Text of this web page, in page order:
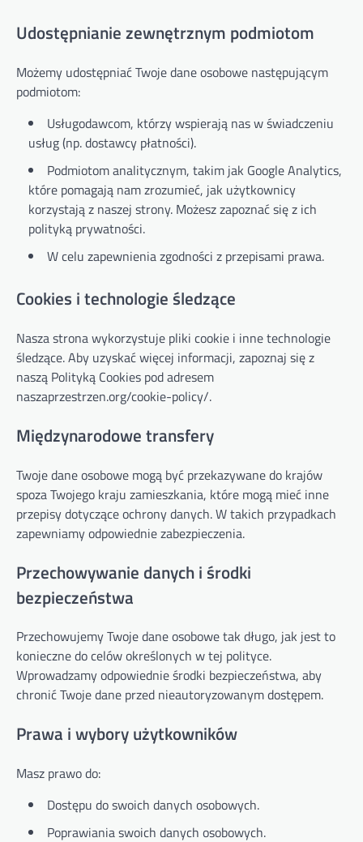
Udostępnianie zewnętrznym podmiotom
Możemy udostępniać Twoje dane osobowe następującym
podmiotom:
Usługodawcom, którzy wspierają nas w świadczeniu
usług (np. dostawcy płatności).
Podmiotom analitycznym, takim jak Google Analytics,
które pomagają nam zrozumieć, jak użytkownicy
korzystają z naszej strony. Możesz zapoznać się z ich
polityką prywatności.
W celu zapewnienia zgodności z przepisami prawa.
Cookies i technologie śledzące
Nasza strona wykorzystuje pliki cookie i inne technologie
śledzące. Aby uzyskać więcej informacji, zapoznaj się z
naszą Polityką Cookies pod adresem
naszaprzestrzen.org/cookie-policy/.
Międzynarodowe transfery
Twoje dane osobowe mogą być przekazywane do krajów
spoza Twojego kraju zamieszkania, które mogą mieć inne
przepisy dotyczące ochrony danych. W takich przypadkach
zapewniamy odpowiednie zabezpieczenia.
Przechowywanie danych i środki
bezpieczeństwa
Przechowujemy Twoje dane osobowe tak długo, jak jest to
konieczne do celów określonych w tej polityce.
Wprowadzamy odpowiednie środki bezpieczeństwa, aby
chronić Twoje dane przed nieautoryzowanym dostępem.
Prawa i wybory użytkowników
Masz prawo do:
Dostępu do swoich danych osobowych.
Poprawiania swoich danych osobowych.